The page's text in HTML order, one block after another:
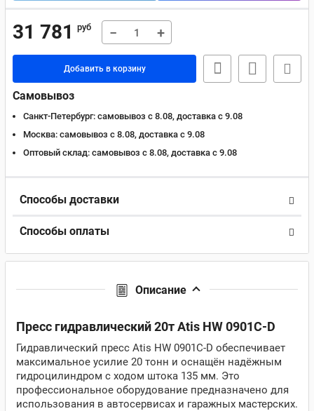
31 781 руб − +
Добавить в корзину
Самовывоз
Санкт-Петербург: самовывоз с 8.08, доставка c 9.08
Москва: самовывоз с 8.08, доставка c 9.08
Оптовый склад: самовывоз с 8.08, доставка c 9.08
Способы доставки
Способы оплаты
Описание
Пресс гидравлический 20т Atis HW 0901C-D
Гидравлический пресс Atis HW 0901C-D обеспечивает
максимальное усилие 20 тонн и оснащён надёжным
гидроцилиндром с ходом штока 135 мм. Это
профессиональное оборудование предназначено для
использования в автосервисах и гаражных мастерских.